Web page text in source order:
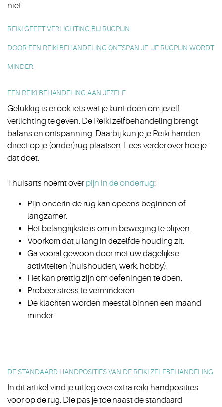
niet.
REIKI GEEFT VERLICHTING BIJ RUGPIJN
DOOR EEN REIKI BEHANDELING ONTSPAN JE. JE RUGPIJN WORDT
MINDER.
EEN REIKI BEHANDELING AAN JEZELF
Gelukkig is er ook iets wat je kunt doen om jezelf
verlichting te geven. De Reiki zelfbehandeling brengt
balans en ontspanning. Daarbij kun je je Reiki handen
direct op je (onder)rug plaatsen. Lees verder over hoe je
dat doet.
Thuisarts noemt over pijn in de onderrug:
Pijn onderin de rug kan opeens beginnen of
langzamer.
Het belangrijkste is om in beweging te blijven.
Voorkom dat u lang in dezelfde houding zit.
Ga vooral gewoon door met uw dagelijkse
activiteiten (huishouden, werk, hobby).
Het kan prettig zijn om oefeningen te doen.
Probeer stress te verminderen.
De klachten worden meestal binnen een maand
minder.
DE STANDAARD HANDPOSITIES VAN DE REIKI ZELFBEHANDELING
In dit artikel vind je uitleg over extra reiki handposities
voor op de rug. Die pas je toe naast de standaard